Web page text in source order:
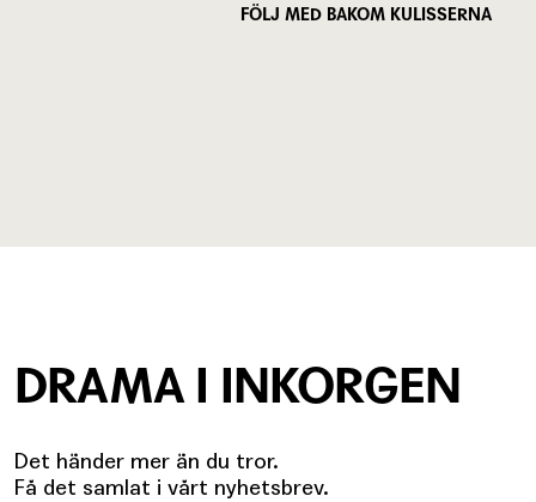
FÖLJ MED BAKOM KULISSERNA
DRAMA I INKORGEN
Det händer mer än du tror.
Få det samlat i vårt nyhetsbrev.